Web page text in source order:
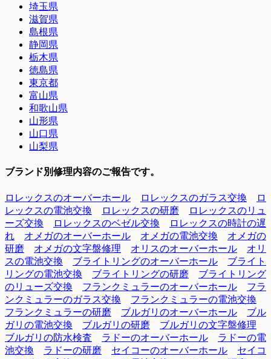
埼玉県
滋賀県
島根県
静岡県
栃木県
徳島県
東京都
富山県
和歌山県
山形県
山口県
山梨県
ブランド別修理内容のご報告です。
ロレックスのオーバーホール ロレックスのガラス交換
ロ
レックスの電池交換
ロレックスの研磨
ロレックスのリュ
ーズ交換
ロレックスのベゼル交換
ロレックスの時計の遅
れ
オメガのオーバーホール オメガの電池交換
オメガの
研磨
オメガの文字盤修理 オリスのオーバーホール
オリ
スの電池交換
ブライトリングのオーバーホール
ブライト
リングの電池交換
ブライトリングの研磨
ブライトリング
のリューズ交換
フランクミュラーのオーバーホール
フラ
ンクミュラーのガラス交換
フランクミュラーの電池交換
フランクミュラーの研磨
ブルガリのオーバーホール
ブル
ガリの電池交換
ブルガリの研磨
ブルガリの文字盤修理
ブルガリの防水検査
ラドーのオーバーホール
ラドーの電
池交換
ラドーの研磨 セイコーのオーバーホール
セイコ